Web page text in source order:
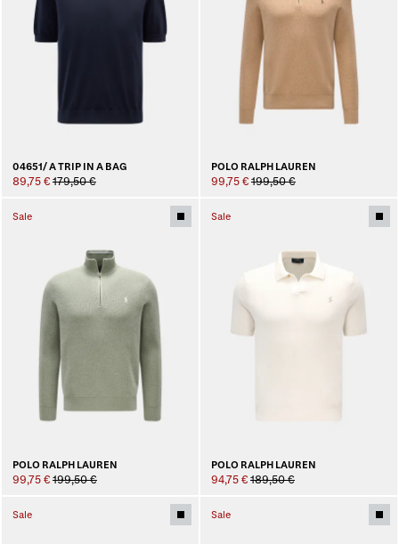
04651/ A TRIP IN A BAG
89,75 € 179,50 €
POLO RALPH LAUREN
99,75 € 199,50 €
Sale
POLO RALPH LAUREN
99,75 € 199,50 €
Sale
POLO RALPH LAUREN
94,75 € 189,50 €
Sale Sale